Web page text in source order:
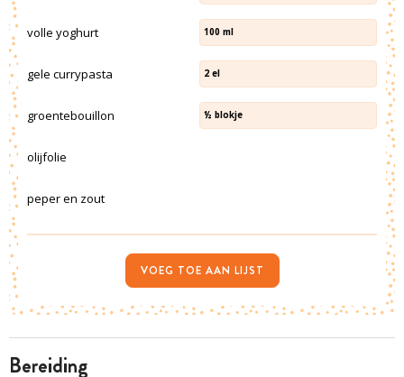
bereiding
volle yoghurt 100 ml
gele currypasta 2 el
groentebouillon ½ blokje
olijfolie
peper en zout
VOEG TOE AAN LIJST